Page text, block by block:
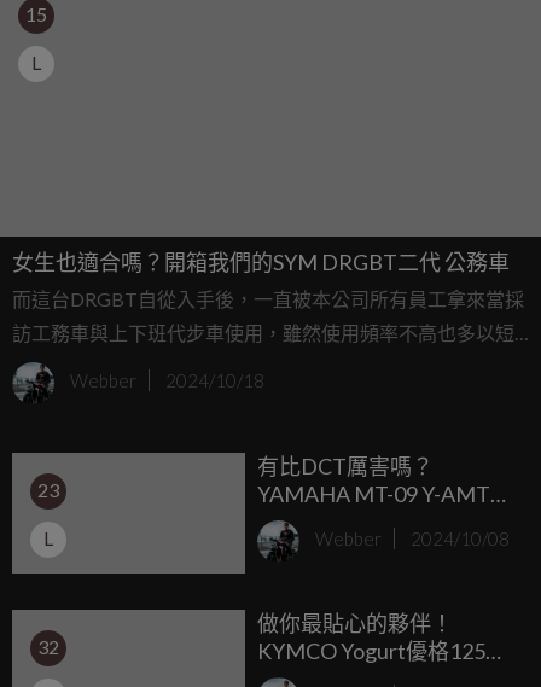
15
L
女生也適合嗎？開箱我們的SYM DRGBT二代 公務車
而這台DRGBT自從入手後，一直被本公司所有員工拿來當採
訪工務車與上下班代步車使用，雖然使用頻率不高也多以短
程代步為主，但里程數也在近期默默突破1,000公里，以下就
透過公司同事們的使用心得，來聊聊這台熱銷白牌旗艦機
Webber 2024/10/18
23
L
有比DCT厲害嗎？
YAMAHA MT-09 Y-AMT試
乘體驗
Webber 2024/10/08
32
做你最貼心的夥伴！
KYMCO Yogurt優格125，
輕盈車身 貼心設計，擄獲